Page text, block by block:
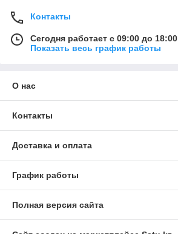
Контакты
Сегодня работает с 09:00 до 18:00
Показать весь график работы
О нас
Контакты
Доставка и оплата
График работы
Полная версия сайта